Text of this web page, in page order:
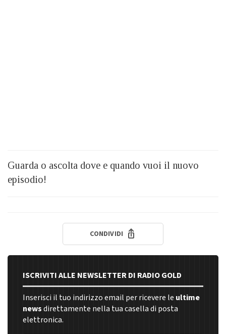
Guarda o ascolta dove e quando vuoi il nuovo
episodio!
CONDIVIDI
ISCRIVITI ALLE NEWSLETTER DI RADIO GOLD
Inserisci il tuo indirizzo email per ricevere le ultime
newsdirettamente nella tua casella di posta
elettronica.